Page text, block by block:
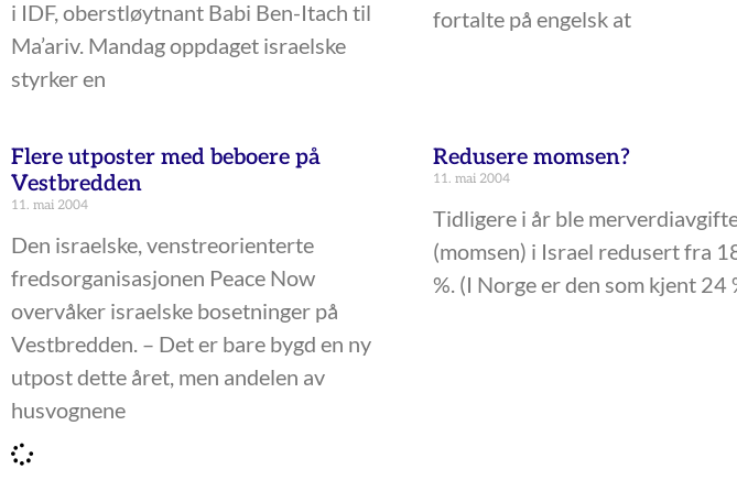
i IDF, oberstløytnant Babi Ben-Itach til
Ma’ariv. Mandag oppdaget israelske
styrker en
fortalte på engelsk at
Flere utposter med beboere på
Vestbredden
11. mai 2004
Den israelske, venstreorienterte
fredsorganisasjonen Peace Now
overvåker israelske bosetninger på
Vestbredden. – Det er bare bygd en ny
utpost dette året, men andelen av
husvognene
Redusere momsen?
11. mai 2004
Tidligere i år ble
(momsen) i Israel redusert fra
%. (I Norge er den som kjent 24